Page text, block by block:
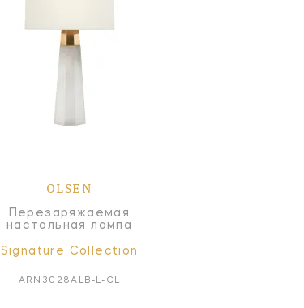
OLSEN
Перезаряжаемая
настольная лампа
Signature Collection
ARN3028ALB-L-CL